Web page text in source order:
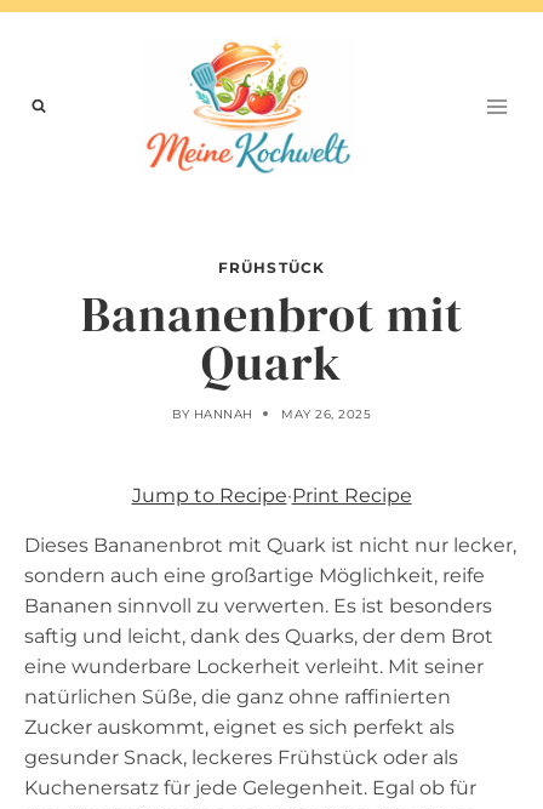
Skip
FRÜHSTÜCK
Bananenbrot mit
Quark
BY HANNAH MAY 26, 2025
Jump to Recipe·Print Recipe
Dieses Bananenbrot mit Quark ist nicht nur lecker,
sondern auch eine großartige Möglichkeit, reife
Bananen sinnvoll zu verwerten. Es ist besonders
saftig und leicht, dank des Quarks, der dem Brot
eine wunderbare Lockerheit verleiht. Mit seiner
natürlichen Süße, die ganz ohne raffinierten
Zucker auskommt, eignet es sich perfekt als
gesunder Snack, leckeres Frühstück oder als
Kuchenersatz für jede Gelegenheit. Egal ob für